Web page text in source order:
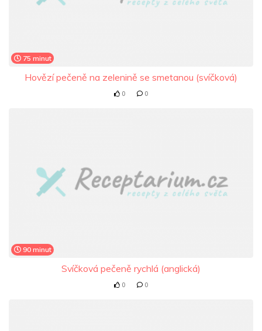
75 minut
Hovězí pečeně na zelenině se smetanou (svíčková)
0 0
90 minut
Svíčková pečeně rychlá (anglická)
0 0